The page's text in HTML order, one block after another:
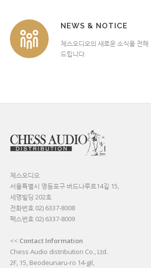
NEWS & NOTICE
체스오디오의 새로운 소식을 전해
드립니다.
체스오디오
서울특별시 영등포구 버드나루로14길 15,
세명빌딩 202호
전화번호 02) 6337-8008
팩스번호 02) 6337-8009
<< Contact Information
Chess Audio distribution Co., Ltd.
2F, 15, Beodeunaru-ro 14-gil,